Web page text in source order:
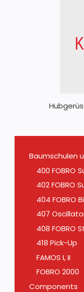
Baumschulen
400 FOBRO
402 FOBRO
404 FOBRO
407
408 FOBRO
418 Pick-Up
FAMOS I, II
FOBRO 2000
Components